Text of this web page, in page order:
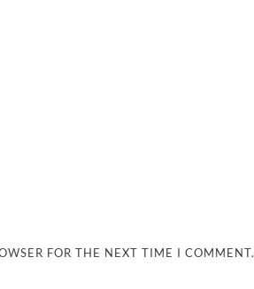
FOR THE NEXT TIME I COMMENT.